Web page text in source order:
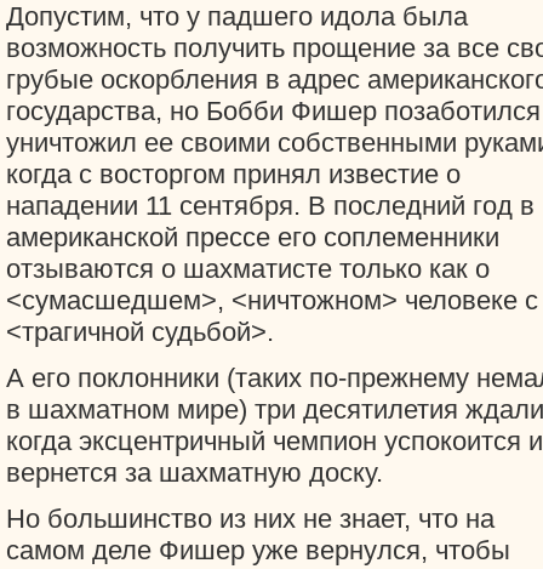
Допустим, что у падшего идола была
возможность получить прощение за все
грубые оскорбления в адрес
государства, но Бобби Фишер
уничтожил ее своими собственными
когда с восторгом принял известие о
нападении 11 сентября. В последний год в
американской прессе его соплеменники
отзываются о шахматисте только как о
<сумасшедшем>, <ничтожном> человеке с
<трагичной судьбой>.
А его поклонники (таких по-прежнему
в шахматном мире) три десятилетия
когда эксцентричный чемпион успокоится и
вернется за шахматную доску.
Но большинство из них не знает, что на
самом деле Фишер уже вернулся, чтобы